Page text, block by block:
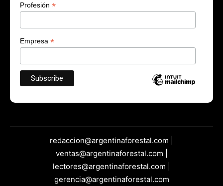
Profesión *
Empresa *
redaccion@argentinaforestal.com |
ventas@argentinaforestal.com |
lectores@argentinaforestal.com |
gerencia@argentinaforestal.com